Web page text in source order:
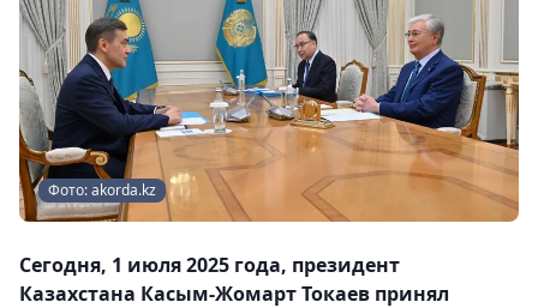
Фото: akorda.kz
Сегодня, 1 июля 2025 года, президент
Казахстана Касым-Жомарт Токаев принял